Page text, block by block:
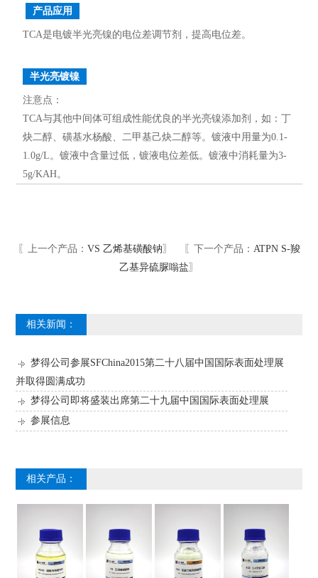
产品应用
TCA是电镀半光亮镍的电位差调节剂，提高电位差。
半光亮镀镍
注意点：
TCA与其他中间体可组成性能优良的半光亮镍添加剂，如：丁
炔二醇、磺基水杨酸、二甲基己炔二醇等。镀液中用量为0.1-
1.0g/L。镀液中含量过低，镀液电位差低。镀液中消耗量为3-
5g/KAH。
〖上一个产品： VS 乙烯基磺酸钠〗 〖下一个产品： ATPN S-羧
乙基异硫脲嗡盐〗
相关新闻：
梦得公司参展SFChina2015第二十八届中国国际表面处理展
并取得圆满成功
梦得公司即将盛装出席第二十九届中国国际表面处理展
参展信息
相关产品：